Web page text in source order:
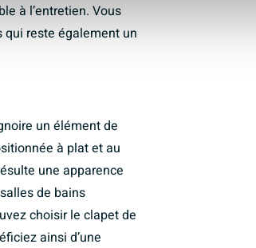
à l’entretien. Vous
qui reste également un
un élément de
à plat et au
une apparence
de bains
choisir le clapet de
ainsi d’une